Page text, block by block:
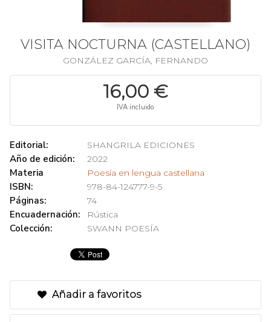
VISITA NOCTURNA (CASTELLANO)
GONZÁLEZ GARCÍA, FERNANDO
16,00 €
IVA incluido
Editorial: SHANGRILA EDICIONES
Año de edición: 2022
Materia Poesía en lengua castellana
ISBN: 978-84-124777-9-5
Páginas: 74
Encuadernación: Rústica
Colección: SWANN POESÍA
Añadir a favoritos